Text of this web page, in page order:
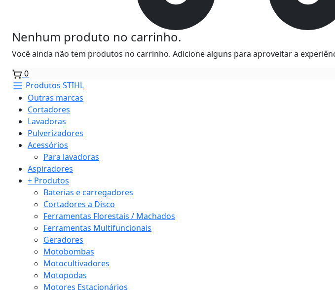
Nenhum produto no carrinho.
Você ainda não tem produtos no carrinho. Adicione alguns para aproveitar a
0
Produtos STIHL
Outras marcas
Cortadores
Lavadoras
Pulverizadores
Acessórios
Para lavadoras
Aspiradores
+ Produtos
Baterias e carregadores
Cortadores a Disco
Ferramentas Florestais / Machados
Ferramentas Multifuncionais
Geradores
Motobombas
Motocultivadores
Motopodas
Motores Estacionários